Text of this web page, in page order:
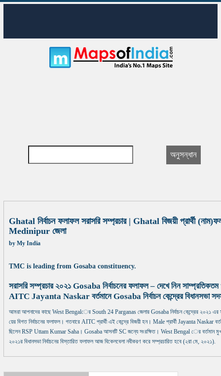
Ghatal নির্বাচন ফলাফল সরাসরি সম্প্রচার | Ghatal বিজয়ী প্রার্থী
Medinipur জেলা
by My India
TMC is leading from Gosaba constituency.
সরাসরি সম্প্রচার ২০২১ Gosaba নির্বাচনের ফলাফল – দেখে নিন
AITC Jayanta Naskar বর্তমানে Gosaba নির্বাচন কেন্দ্রের বিধানসভা
আমরা আপনাদের কাছে West Bengalের South 24 Parganas জেলার Gosaba নির্বাচন কেন্দ্রের ২০২১ এর
য়ের বিগত নির্বাচনের ফলাফল। গতবারে AITC প্রার্থী এই কেন্দ্রে বিজয়ী হন। Male প্রার্থী Jayanta Naskar
ছিলেন RSP Uttam Kumar Saha। Gosaba আসনটি SC জন্যে সংরক্ষিত। West Bengal ের বর্তমান
২০২১র বিধানসভা নির্বাচনের বিস্তারিত ফলাফল আজ বিকেলবেলা নবীকরণ করে সম্প্রচারিত হবে (২রা মে, ২০২১).